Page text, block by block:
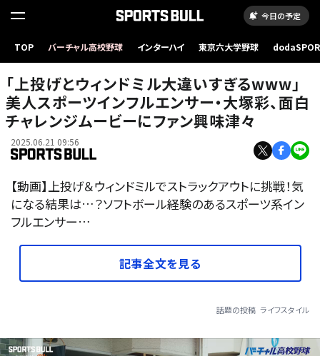
今日の予定
TOP バーチャル高校野球 インターハイ 東京六大学野球
「上投げとウィンドミル大違いすぎるwww」
美人スポーツインフルエンサー・大塚彩、面白
チャレンジムービーにファン興味津々
2025.06.21 09:56
【動画】上投げ＆ウィンドミルでストラックアウトに挑戦！気
になる結果は…？ソフトボール経験のあるスポーツ系イン
フルエンサー…
記事全文を見る
話題の投稿 ライフスタイル